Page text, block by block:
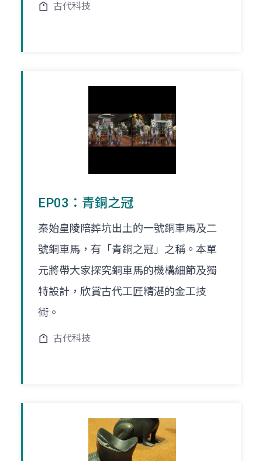
古代科技
EP03：青銅之冠
秦始皇陵陪葬坑出土的一號銅車馬及二
號銅車馬，有「青銅之冠」之稱。本單
元將帶大家探究銅車馬的機構細節及獨
特設計，欣賞古代工匠精湛的金工技
術。
古代科技